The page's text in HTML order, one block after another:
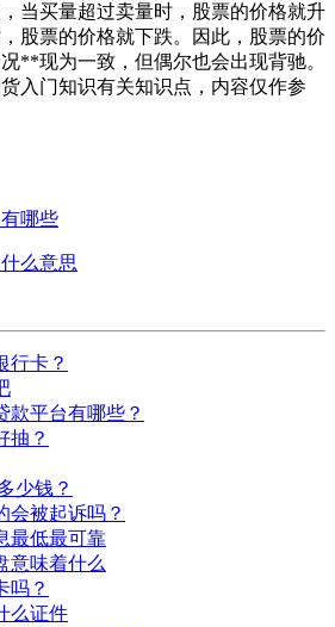
当买量超过卖量时，股票的价格就升
股票的价格就下跌。因此，股票的价
**现为一致，但偶尔也会出现背驰。
入门知识有关知识点，内容仅作参
哪些
么意思
行卡？
款平台有哪些？
抽？
少钱？
会被起诉吗？
最低最可靠
意味着什么
吗？
么证件